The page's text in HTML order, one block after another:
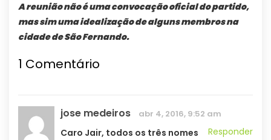
A reunião não é uma convocação oficial do partido,
mas sim uma idealização de alguns membros na
cidade de São Fernando.
1 Comentário
jose medeiros abr 4, 2016, 9:52 am
Responder
Caro Jair, todos os três nomes